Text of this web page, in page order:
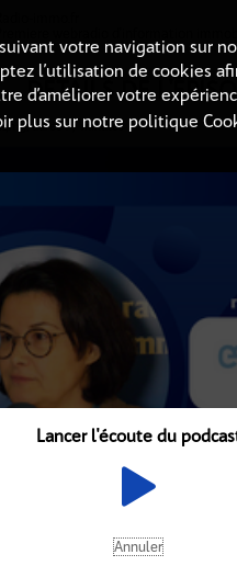
DÉTAILS DE
, durée : 7 minutes
votre navigation sur
l’utilisation de cookies
d’améliorer votre
plus sur notre politique
Lancer l'écoute du
Annuler